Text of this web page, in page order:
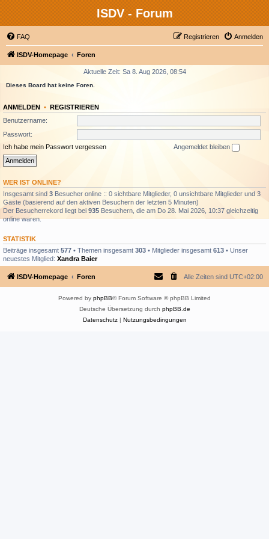
ISDV - Forum
FAQ Anmelden
Registrieren
ISDV-Homepage Foren
Aktuelle Zeit: Sa 8. Aug 2026, 08:54
Dieses Board hat keine Foren.
ANMELDEN • REGISTRIEREN
Benutzername:
Passwort:
Ich habe mein Passwort vergessen
Angemeldet bleiben
WER IST ONLINE?
Insgesamt sind 3 Besucher online :: 0 sichtbare Mitglieder, 0 unsichtbare Mitglieder und 3
Gäste (basierend auf den aktiven Besuchern der letzten 5 Minuten)
Der Besucherrekord liegt bei 935 Besuchern, die am Do 28. Mai 2026, 10:37 gleichzeitig
online waren.
STATISTIK
Beiträge insgesamt 577 • Themen insgesamt 303 • Mitglieder insgesamt 613 • Unser
neuestes Mitglied: Xandra Baier
ISDV-Homepage Foren Alle Zeiten sind UTC+02:00
Powered by phpBB® Forum Software © phpBB Limited
Deutsche Übersetzung durch phpBB.de
Datenschutz| Nutzungsbedingungen